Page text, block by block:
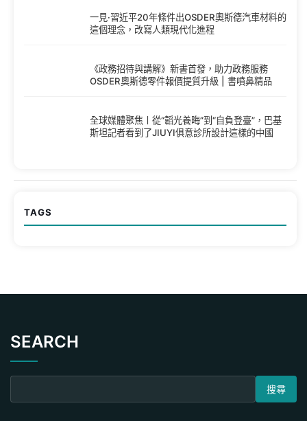
一見·習近平20年條件出OSDER奧斯德汽車材料的
這個理念，改寫人類現代化進程
《政務招待與講解》新書首發，助力政務服務
OSDER奧斯德零件報價提質升級 | 書噴鼻精品
全球媒體聚焦丨從“韜光養晦”到“自負登臺”，巴基
斯坦記者看到了JIUYI俱意診所設計這樣的中國
TAGS
SEARCH
搜尋關鍵字: